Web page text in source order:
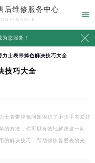
后维修服务中心

您服务！ 
力士表带掉色解决技巧大全
技巧大全
士表带掉色问题困扰了不少手表爱好
的方法，你可以有效地解决这一问
的解决技巧，帮助你恢复爱表的光